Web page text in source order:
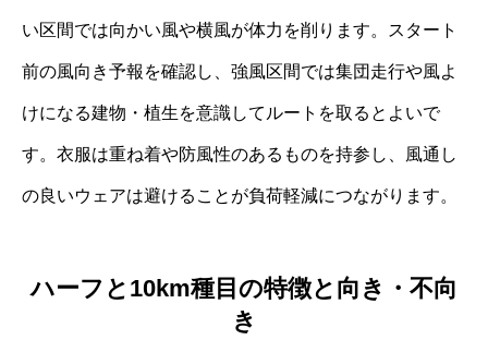
い区間では向かい風や横風が体力を削ります。スタート
前の風向き予報を確認し、強風区間では集団走行や風よ
けになる建物・植生を意識してルートを取るとよいで
す。衣服は重ね着や防風性のあるものを持参し、風通し
の良いウェアは避けることが負荷軽減につながります。
ハーフと10km種目の特徴と向き・不向
き